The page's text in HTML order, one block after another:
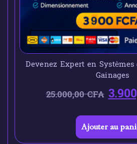
Devenez Expert en
Gainages
25.000,00CFA
Ajouter au